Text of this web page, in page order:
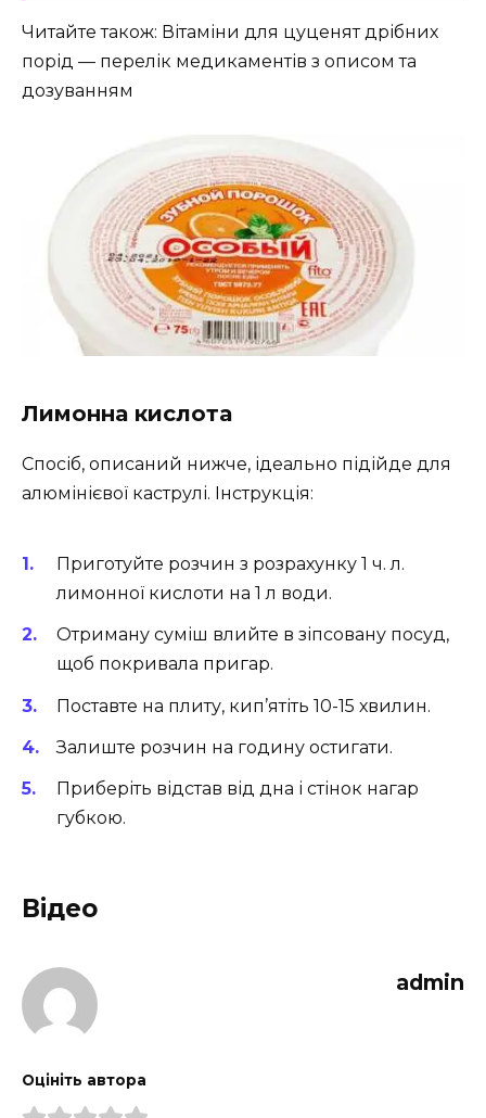
Читайте також: Вітаміни для цуценят дрібних
порід — перелік медикаментів з описом та
дозуванням
Лимонна кислота
Спосіб, описаний нижче, ідеально підійде для
алюмінієвої каструлі. Інструкція:
Приготуйте розчин з розрахунку 1 ч. л.
лимонної кислоти на 1 л води.
Отриману суміш влийте в зіпсовану посуд,
щоб покривала пригар.
Поставте на плиту, кип’ятіть 10-15 хвилин.
Залиште розчин на годину остигати.
Приберіть відстав від дна і стінок нагар
губкою.
Відео
admin
Оцініть автора